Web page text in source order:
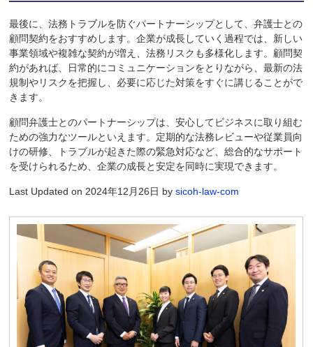
最後に、法務トラブルを防ぐパートナーシップとして、弁護士との
顧問契約をおすすめします。企業が成長していく過程では、新しい
事業領域や複雑な契約が増え、法務リスクも多様化します。顧問契
約があれば、日常的にコミュニケーションをとりながら、最新の法
規制やリスクを把握し、必要に応じた対策をすぐに講じることがで
きます。
顧問弁護士とのパートナーシップは、安心してビジネスに取り組む
ための強力なツールといえます。定期的な法務レビューや従業員向
けの研修、トラブルが起きた際の緊急対応など、総合的なサポート
を受けられるため、企業の成長と安定を同時に実現できます。
Last Updated on 2024年12月26日 bysicoh-law-com